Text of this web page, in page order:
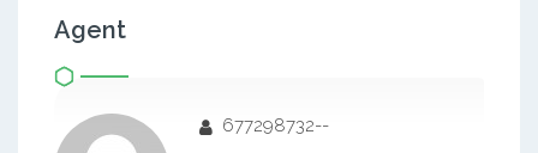
Agent
677298732--